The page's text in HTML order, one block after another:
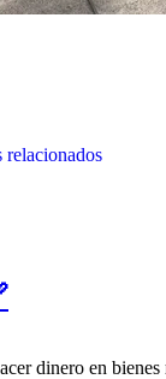
relacionados
dinero en